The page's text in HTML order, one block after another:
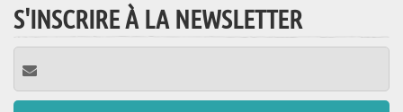
S'INSCRIRE À LA NEWSLETTER